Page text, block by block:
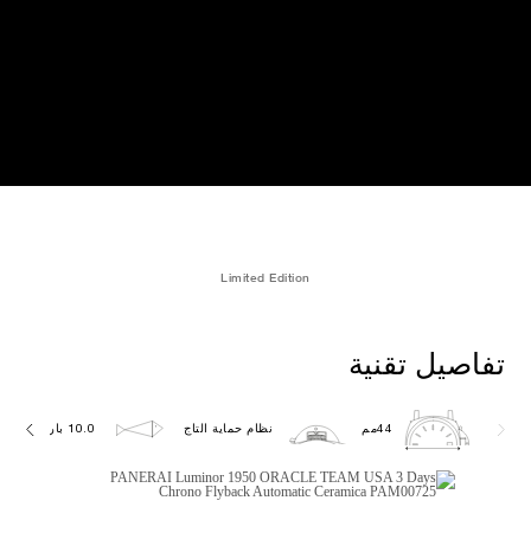
Limited Edition
تفاصيل تقنية
44مم نظام حماية التاج 10.0 بار (~100.0 متر)